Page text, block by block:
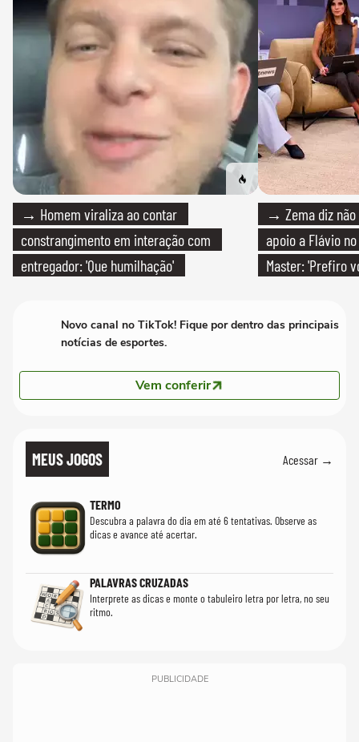
→ Homem viraliza ao contar
constrangimento em interação com
entregador: 'Que humilhação'
→ Zema diz
apoio a Flávio
Master: 'Prefiro
Novo canal no TikTok! Fique por dentro das principais
notícias de esportes.
Vem conferir
MEUS JOGOS Acessar →
TERMO
Descubra a palavra do dia em até 6 tentativas. Observe as
dicas e avance até acertar.
PALAVRAS CRUZADAS
Interprete as dicas e monte o tabuleiro letra por letra, no seu
ritmo.
PUBLICIDADE